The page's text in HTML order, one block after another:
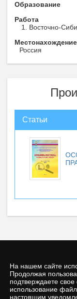
На нашем сайте
Продолжая
подтверждаете свое
использование
настоящим
Образование
Работа
Восточно-
Местонахождение
Россия
Статьи
Политика
защиты и